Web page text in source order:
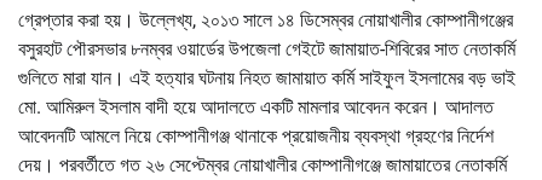
গ্রেপ্তার করা হয়। উল্লেখ্য, ২০১৩ সালে ১৪ ডিসেম্বর নোয়াখালীর কোম্পানীগঞ্জের
বসুরহাট পৌরসভার ৮নম্বর ওয়ার্ডের উপজেলা গেইটে জামায়াত-শিবিরের সাত নেতাকর্মি
গুলিতে মারা যান। এই হত্যার ঘটনায় নিহত জামায়াত কর্মি সাইফুল ইসলামের বড় ভাই
মো. আমিরুল ইসলাম বাদী হয়ে আদালতে একটি মামলার আবেদন করেন। আদালত
আবেদনটি আমলে নিয়ে কোম্পানীগঞ্জ থানাকে প্রয়োজনীয় ব্যবস্থা গ্রহণের নির্দেশ
দেয়। পরবর্তীতে গত ২৬ সেপ্টেম্বর নোয়াখালীর কোম্পানীগঞ্জে জামায়াতের নেতাকর্মি